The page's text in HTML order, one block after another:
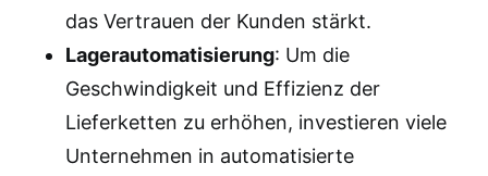
das Vertrauen der Kunden stärkt.
Lagerautomatisierung: Um die
Geschwindigkeit und Effizienz der
Lieferketten zu erhöhen, investieren viele
Unternehmen in automatisierte